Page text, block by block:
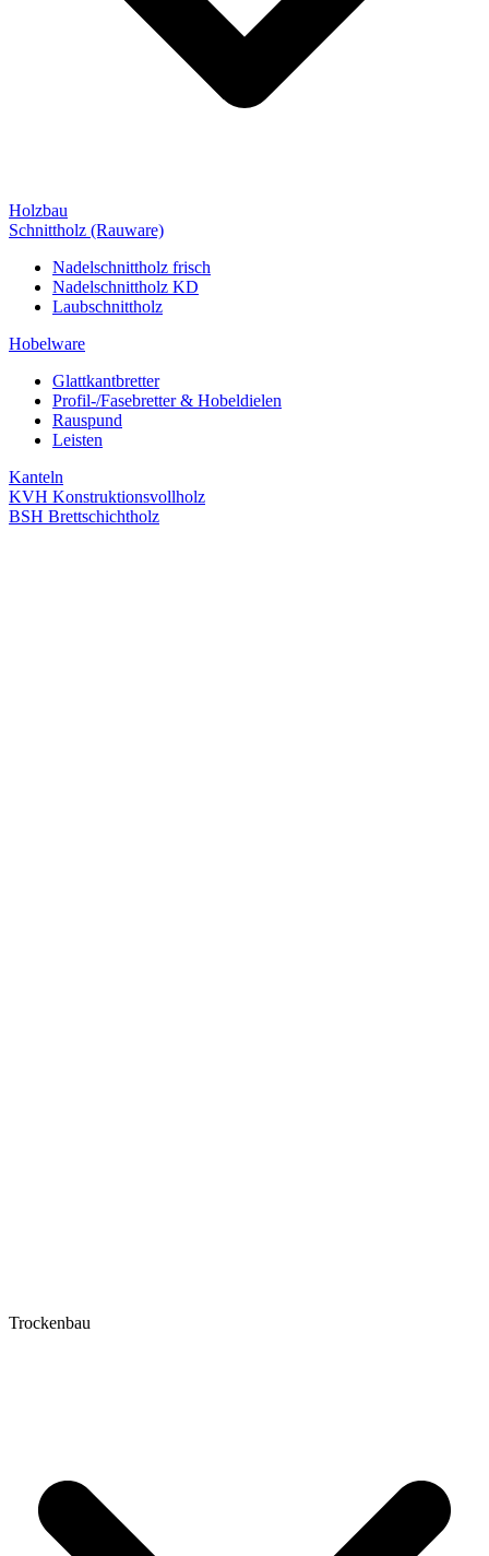
Holzbau
Schnittholz (Rauware)
Nadelschnittholz frisch
Nadelschnittholz KD
Laubschnittholz
Hobelware
Glattkantbretter
Profil-/Fasebretter & Hobeldielen
Rauspund
Leisten
Kanteln
KVH Konstruktionsvollholz
BSH Brettschichtholz
Trockenbau